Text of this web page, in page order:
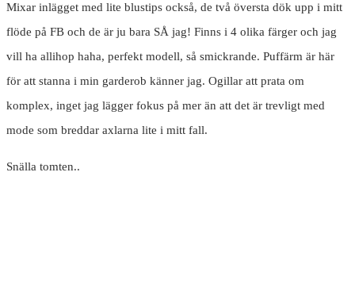
Mixar inlägget med lite blustips också, de två översta dök upp i mitt
flöde på FB och de är ju bara SÅ jag! Finns i 4 olika färger och jag
vill ha allihop haha, perfekt modell, så smickrande. Puffärm är här
för att stanna i min garderob känner jag. Ogillar att prata om
komplex, inget jag lägger fokus på mer än att det är trevligt med
mode som breddar axlarna lite i mitt fall.
Snälla tomten..